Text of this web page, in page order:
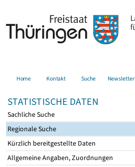
Home Kontakt Suche Newsletter
STATISTISCHE DATEN
Sachliche Suche
Regionale Suche
Kürzlich bereitgestellte Daten
Allgemeine Angaben, Zuordnungen